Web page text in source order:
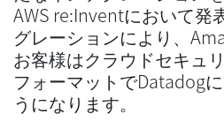
AWS re:Inventにおいて発
グレーションにより、
お客様はクラウドセキュ
フォーマットでDatadog
うになります。